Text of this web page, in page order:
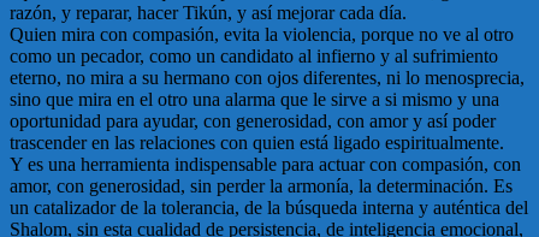
razón, y reparar, hacer Tikún, y así mejorar cada día.
Quien mira con compasión, evita la violencia, porque no ve al otro
como un pecador, como un candidato al infierno y al sufrimiento
eterno, no mira a su hermano con ojos diferentes, ni lo menosprecia,
sino que mira en el otro una alarma que le sirve a si mismo y una
oportunidad para ayudar, con generosidad, con amor y así poder
trascender en las relaciones con quien está ligado espiritualmente.
Y es una herramienta indispensable para actuar con compasión, con
amor, con generosidad, sin perder la armonía, la determinación. Es
un catalizador de la tolerancia, de la búsqueda interna y auténtica del
Shalom, sin esta cualidad de persistencia, de inteligencia emocional,